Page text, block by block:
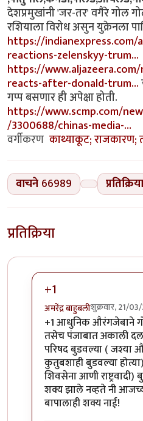
देशप्रमुखांनी 'जर-तर' वगैरे गोल
रशियाला विरोध असुन युक्रेनला
https://
reactions-zelenskyy-trum…
https://
reacts-after-donald-trum…
गप्प बसणार ही अपेक्षा होती.
https://www.scmp.com/
/3300688/chinas-media-…
वर्गीकरण काथ्याकूट; राजकारण;
वाचने 66989 प्रतिक्रिया
प्रतिक्रिया
+1
अमरेंद्र बाहुबलीशुक्रवार, 21/
In reply toअसता तर?
+1 आधुनिक औरंगजेबाने
तसेच पंजाबात अकाली
परिषद बुडवल्या ( जश्या
कुतुबशाही बुडवल्या
शिवसेना आणी
शक्य झाले नव्हते नी
बापालाही शक्य नाई!